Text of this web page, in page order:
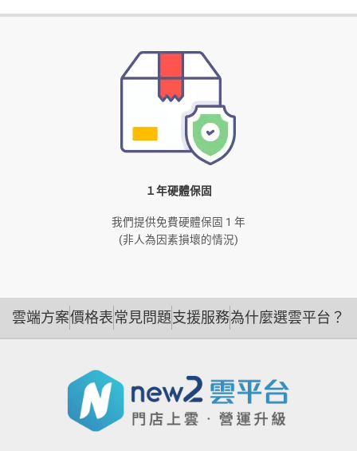
１年硬體保固
我們提供免費硬體保固 1 年
(非人為因素損壞的情況)
雲端方案價格表常見問題支援服務為什麼選雲平台？